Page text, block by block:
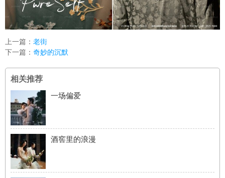
上一篇： 老街
下一篇： 奇妙的沉默
相关推荐
一场偏爱
酒窖里的浪漫